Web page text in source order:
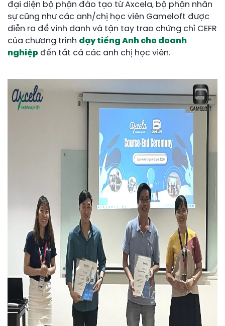
đại diện bộ phận đào tạo từ Axcela, bộ phận nhân
sự cũng như các anh/chị học viên Gameloft được
diễn ra để vinh danh và tận tay trao chứng chỉ CEFR
của chương trình dạy tiếng Anh cho doanh
nghiệp đến tất cả các anh chị học viên.